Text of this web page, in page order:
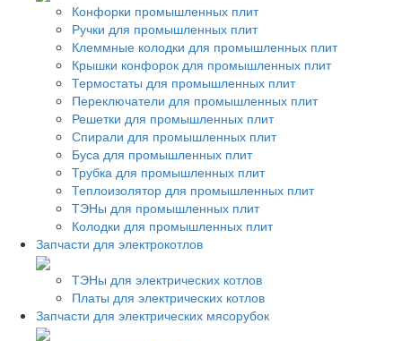
Конфорки промышленных плит
Ручки для промышленных плит
Клеммные колодки для промышленных плит
Крышки конфорок для промышленных плит
Термостаты для промышленных плит
Переключатели для промышленных плит
Решетки для промышленных плит
Спирали для промышленных плит
Буса для промышленных плит
Трубка для промышленных плит
Теплоизолятор для промышленных плит
ТЭНы для промышленных плит
Колодки для промышленных плит
Запчасти для электрокотлов
ТЭНы для электрических котлов
Платы для электрических котлов
Запчасти для электрических мясорубок